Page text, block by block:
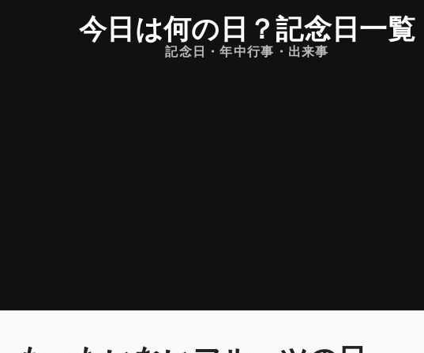
今日は何の日 ？記念日一覧
記念日・年中行事・出来事